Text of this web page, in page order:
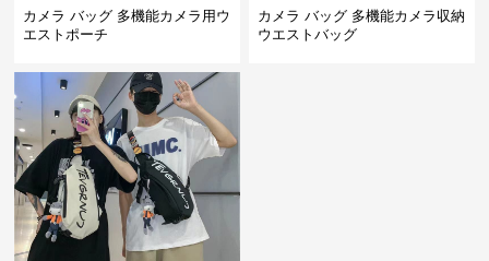
カメラ バッグ 多機能カメラ用ウ
エストポーチ
カメラ バッグ 多機能カメラ収納
ウエストバッグ